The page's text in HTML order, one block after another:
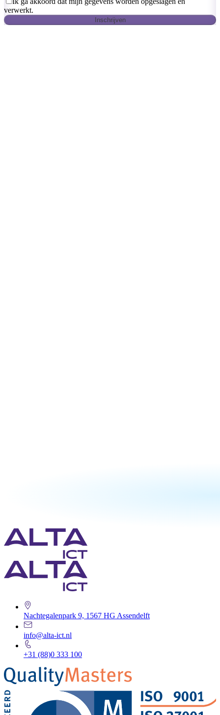
verwerkt.
Inschrijven
Nachtegalenpark 9, 1567 HG Assendelft
info@alta-ict.nl
+31 (88)0 333 100